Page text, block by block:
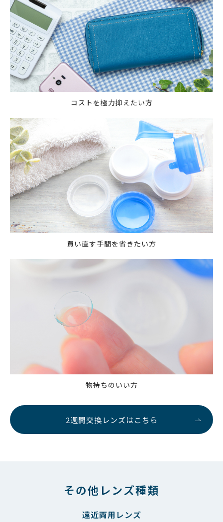
コストを極力抑えたい方
買い直す手間を省きたい方
物持ちのいい方
2週間交換レンズはこちら
その他レンズ種類
遠近両用レンズ